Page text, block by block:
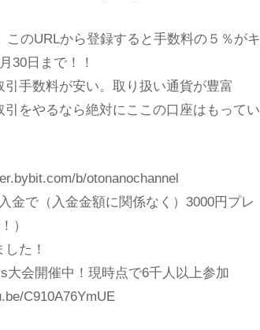
このURLから登録すると手数料の５％がキ
30日まで！！
手数料が安い。取り扱い通貨が豊富
をやるなら絶対にここの口座はもってい
b/otonanochannel
で（入金金額に関係なく）3000円プレ
）
た！
大会開催中！現時点で6千人以上参加
C910A76YmUE